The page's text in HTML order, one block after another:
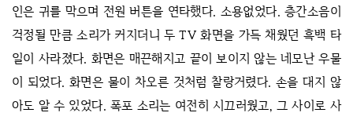
인은 귀를 막으며 전원 버튼을 연타했다. 소용없었다. 층간소음이
걱정될 만큼 소리가 커지더니 두 TV 화면을 가득 채웠던 흑백 타
일이 사라졌다. 화면은 매끈해지고 끝이 보이지 않는 네모난 우물
이 되었다. 화면은 물이 차오른 것처럼 찰랑거렸다. 손을 대지 않
아도 알 수 있었다. 폭포 소리는 여전히 시끄러웠고, 그 사이로 사